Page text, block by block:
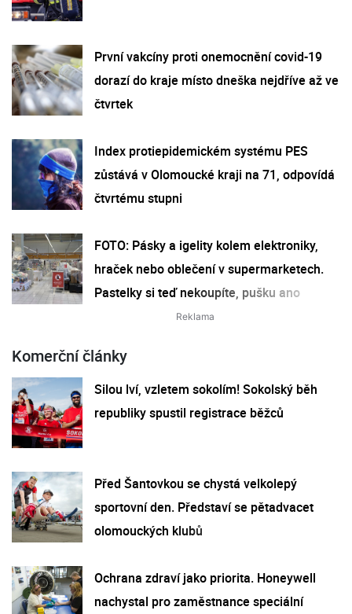
První vakcíny proti onemocnění covid-19
dorazí do kraje místo dneška nejdříve až ve
čtvrtek
Index protiepidemickém systému PES
zůstává v Olomoucké kraji na 71, odpovídá
čtvrtému stupni
FOTO: Pásky a igelity kolem elektroniky,
hraček nebo oblečení v supermarketech.
Pastelky si teď nekoupíte, pušku ano
Komerční články
Silou lví, vzletem sokolím! Sokolský běh
republiky spustil registrace běžců
Před Šantovkou se chystá velkolepý
sportovní den. Představí se pětadvacet
olomouckých klubů
Ochrana zdraví jako priorita. Honeywell
nachystal pro zaměstnance speciální